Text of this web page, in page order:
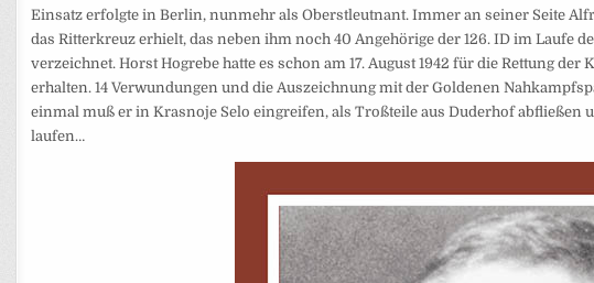
Einsatz erfolgte in Berlin, nunmehr als Oberstleutnant. Immer an seiner Seite
das Ritterkreuz erhielt, das neben ihm noch 40 Angehörige der 126. ID im Laufe
verzeichnet. Horst Hogrebe hatte es schon am 17. August 1942 für die Rettung
erhalten. 14 Verwundungen und die Auszeichnung mit der Goldenen
einmal muß er in Krasnoje Selo eingreifen, als Troßteile aus Duderhof
laufen…